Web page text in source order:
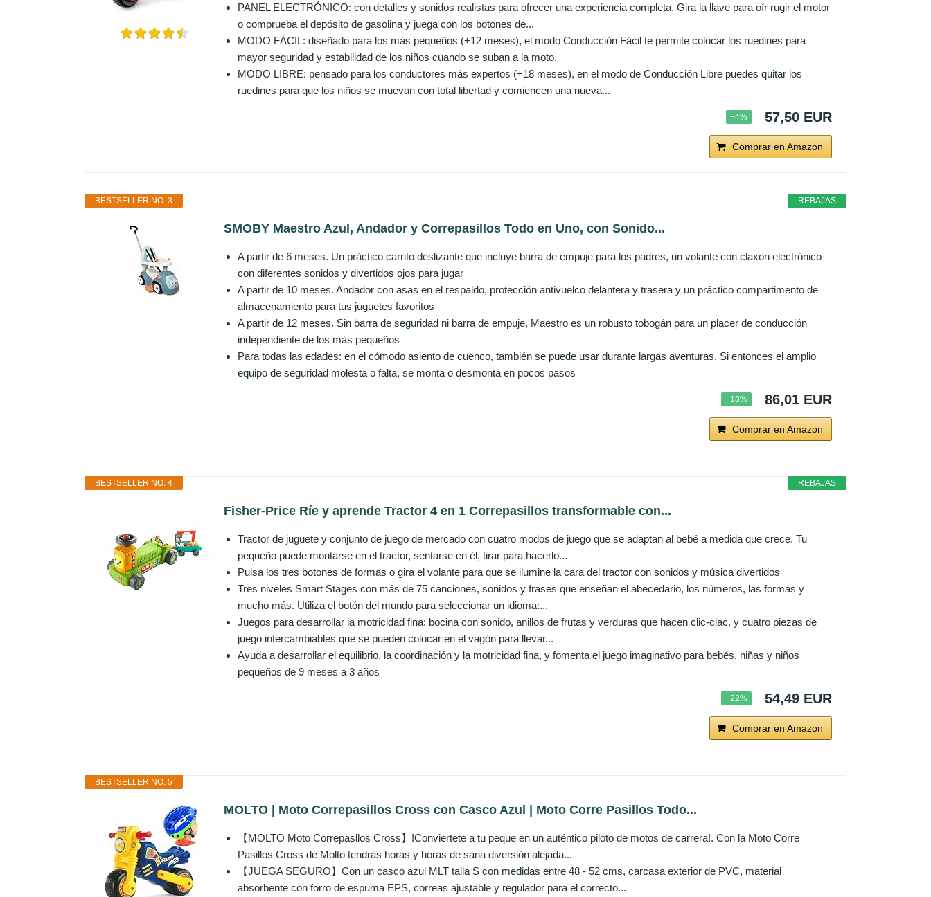
PANEL ELECTRÓNICO: con detalles y sonidos realistas para ofrecer una experiencia completa. Gira la llave para oír rugir el motor
o comprueba el depósito de gasolina y juega con los botones de...
MODO FÁCIL: diseñado para los más pequeños (+12 meses), el modo Conducción Fácil te permite colocar los ruedines para
mayor seguridad y estabilidad de los niños cuando se suban a la moto.
MODO LIBRE: pensado para los conductores más expertos (+18 meses), en el modo de Conducción Libre puedes quitar los
ruedines para que los niños se muevan con total libertad y comiencen una nueva...
−4% 57,50 EUR
Comprar en Amazon
REBAJAS
BESTSELLER NO. 3
SMOBY Maestro Azul, Andador y Correpasillos Todo en Uno, con Sonido...
A partir de 6 meses. Un práctico carrito deslizante que incluye barra de empuje para los padres, un volante con claxon electrónico
con diferentes sonidos y divertidos ojos para jugar
A partir de 10 meses. Andador con asas en el respaldo, protección antivuelco delantera y trasera y un práctico compartimento de
almacenamiento para tus juguetes favoritos
A partir de 12 meses. Sin barra de seguridad ni barra de empuje, Maestro es un robusto tobogán para un placer de conducción
independiente de los más pequeños
Para todas las edades: en el cómodo asiento de cuenco, también se puede usar durante largas aventuras. Si entonces el amplio
equipo de seguridad molesta o falta, se monta o desmonta en pocos pasos
−18% 86,01 EUR
Comprar en Amazon
REBAJAS
BESTSELLER NO. 4
Fisher-Price Ríe y aprende Tractor 4 en 1 Correpasillos transformable con...
Tractor de juguete y conjunto de juego de mercado con cuatro modos de juego que se adaptan al bebé a medida que crece. Tu
pequeño puede montarse en el tractor, sentarse en él, tirar para hacerlo...
Pulsa los tres botones de formas o gira el volante para que se ilumine la cara del tractor con sonidos y música divertidos
Tres niveles Smart Stages con más de 75 canciones, sonidos y frases que enseñan el abecedario, los números, las formas y
mucho más. Utiliza el botón del mundo para seleccionar un idioma:...
Juegos para desarrollar la motricidad fina: bocina con sonido, anillos de frutas y verduras que hacen clic-clac, y cuatro piezas de
juego intercambiables que se pueden colocar en el vagón para llevar...
Ayuda a desarrollar el equilibrio, la coordinación y la motricidad fina, y fomenta el juego imaginativo para bebés, niñas y niños
pequeños de 9 meses a 3 años
−22% 54,49 EUR
Comprar en Amazon
BESTSELLER NO. 5
MOLTO | Moto Correpasillos Cross con Casco Azul | Moto Corre Pasillos Todo...
‍【MOLTO Moto Correpasllos Cross】!Conviertete a tu peque en un auténtico piloto de motos de carrera!. Con la Moto Corre
Pasillos Cross de Molto tendrás horas y horas de sana diversión alejada...
【JUEGA SEGURO】Con un casco azul MLT talla S con medidas entre 48 - 52 cms, carcasa exterior de PVC, material
absorbente con forro de espuma EPS, correas ajustable y regulador para el correcto...